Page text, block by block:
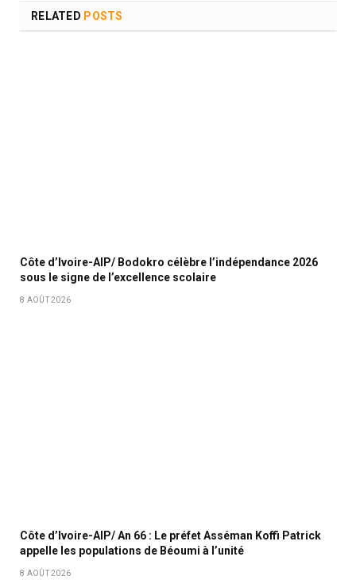
RELATED POSTS
Côte d’Ivoire-AIP/ Bodokro célèbre l’indépendance 2026
sous le signe de l’excellence scolaire
8 AOÛT 2026
Côte d’Ivoire-AIP/ An 66 : Le préfet Asséman Koffi Patrick
appelle les populations de Béoumi à l’unité
8 AOÛT 2026